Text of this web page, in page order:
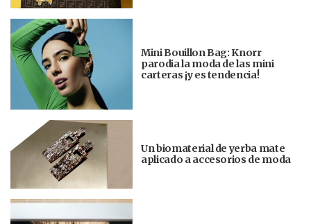
Mini Bouillon Bag: Knorr
parodia la moda de las mini
carteras ¡y es tendencia!
Un biomaterial de yerba mate
aplicado a accesorios de moda